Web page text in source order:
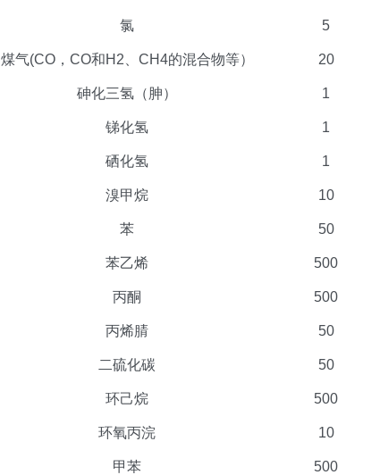
氯 5
煤气(CO，CO和H2、CH4的混合物等） 20
砷化三氢（胂） 1
锑化氢 1
硒化氢 1
溴甲烷 10
苯 50
苯乙烯 500
丙酮 500
丙烯腈 50
二硫化碳 50
环己烷 500
环氧丙浣 10
甲苯 500